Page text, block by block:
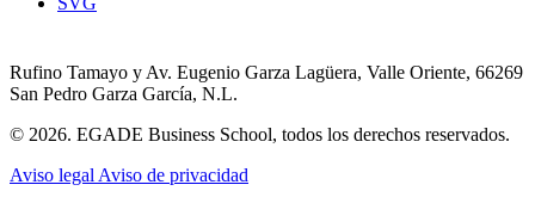
Rufino Tamayo y Av. Eugenio Garza Lagüera, Valle Oriente, 66269
San Pedro Garza García, N.L.
© 2026. EGADE Business School, todos los derechos reservados.
Aviso legal Aviso de privacidad